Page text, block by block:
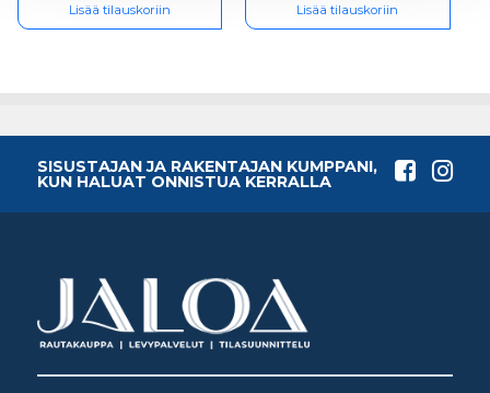
Lisää tilauskoriin Lisää tilauskoriin
SISUSTAJAN JA RAKENTAJAN KUMPPANI,
KUN HALUAT ONNISTUA KERRALLA